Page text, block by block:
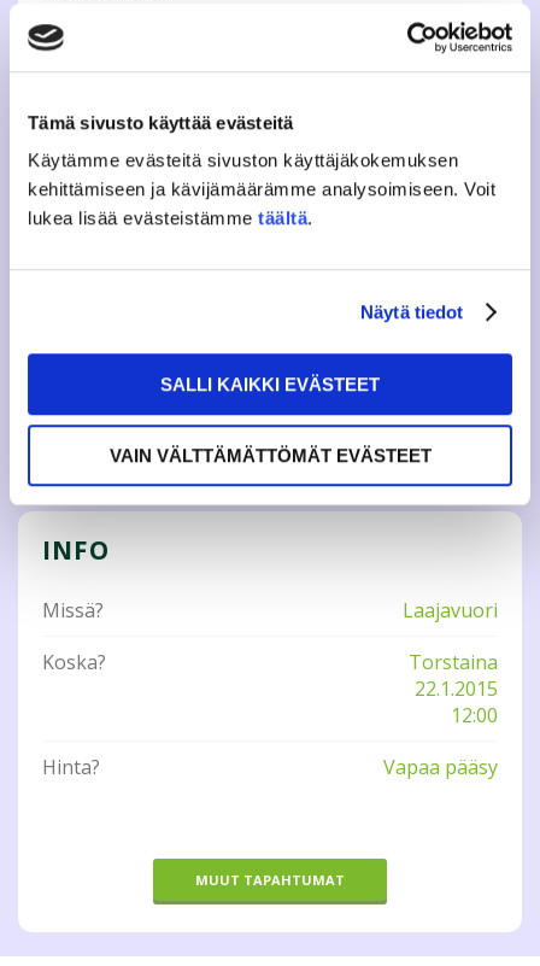
Tämä sivusto käyttää evästeitä
Käytämme evästeitä sivuston käyttäjäkokemuksen
kehittämiseen ja kävijämäärämme analysoimiseen. Voit
lukea lisää evästeistämme täältä.
Näytä tiedot
SALLI KAIKKI EVÄSTEET
VAIN VÄLTTÄMÄTTÖMÄT EVÄSTEET
Yhteiskuljetus Laajavuoreen lähtee Rajakadun
kampukselta klo 12.00 ja kiertää Myllyjärven kautta.
tervetulleita tulemaan rymyämään Laajavuoreen omilla
kyydeillään. Kuljetus takaisin lähtee klo 17.00 ja ajaa
Myllyjärven kautta Rajakadulle.
Kyyti on täynnä.Jos haluat osallistua tapahtumaan omalla
ic(a)jamko.fi
INFO
Missä?
Laajavuori
Koska?
Torstaina
22.1.2015
12:00
Hinta?
Vapaa pääsy
MUUT TAPAHTUMAT